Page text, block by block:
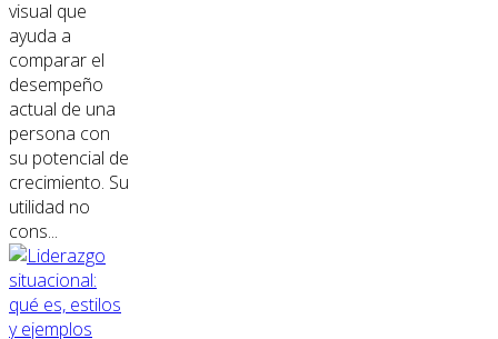
visual que
ayuda a
comparar el
desempeño
actual de una
persona con
su potencial de
crecimiento. Su
utilidad no
cons...